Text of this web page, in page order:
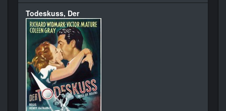
Todeskuss, Der